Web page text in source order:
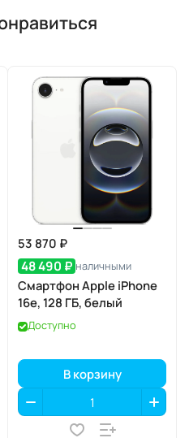
53 870 ₽
48 490 ₽ наличными
Смартфон Apple iPhone
16e, 128 ГБ, белый
Доступно
В корзину